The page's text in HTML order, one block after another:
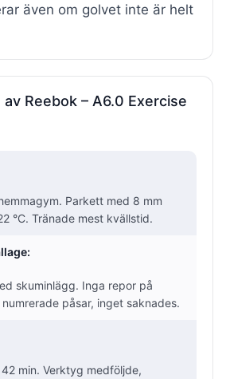
även om golvet inte är helt
Reebok – A6.0 Exercise
Parkett med 8 mm
°C. Tränade mest kvällstid.
skuminlägg. Inga repor på
påsar, inget saknades.
min. Verktyg medföljde,